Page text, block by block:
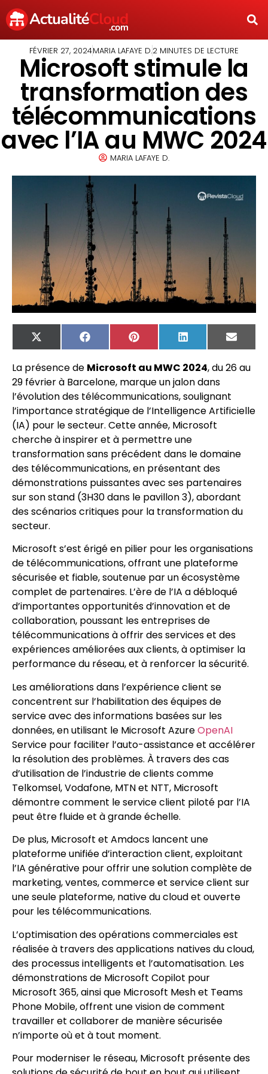
FÉVRIER 27, 2024MARIA LAFAYE D.2 MINUTES DE LECTURE
Microsoft stimule la
transformation des
télécommunications
avec l’IA au MWC 2024
MARIA LAFAYE D.
X
(Twitter)
FacebookPinterest LinkedIn
Email
La présence de Microsoft au MWC 2024, du 26 au
29 février à Barcelone, marque un jalon dans
l’évolution des télécommunications, soulignant
l’importance stratégique de l’Intelligence Artificielle
(IA) pour le secteur. Cette année, Microsoft
cherche à inspirer et à permettre une
transformation sans précédent dans le domaine
des télécommunications, en présentant des
démonstrations puissantes avec ses partenaires
sur son stand (3H30 dans le pavillon 3), abordant
des scénarios critiques pour la transformation du
secteur.
Microsoft s’est érigé en pilier pour les organisations
de télécommunications, offrant une plateforme
sécurisée et fiable, soutenue par un écosystème
complet de partenaires. L’ère de l’IA a débloqué
d’importantes opportunités d’innovation et de
collaboration, poussant les entreprises de
télécommunications à offrir des services et des
expériences améliorées aux clients, à optimiser la
performance du réseau, et à renforcer la sécurité.
Les améliorations dans l’expérience client se
concentrent sur l’habilitation des équipes de
service avec des informations basées sur les
données, en utilisant le Microsoft AzureOpenAI
Service pour faciliter l’auto-assistance et accélérer
la résolution des problèmes. À travers des cas
d’utilisation de l’industrie de clients comme
Telkomsel, Vodafone, MTN et NTT, Microsoft
démontre comment le service client piloté par l’IA
peut être fluide et à grande échelle.
De plus, Microsoft et Amdocs lancent une
plateforme unifiée d’interaction client, exploitant
l’IA générative pour offrir une solution complète de
marketing, ventes, commerce et service client sur
une seule plateforme, native du cloud et ouverte
pour les télécommunications.
L’optimisation des opérations commerciales est
réalisée à travers des applications natives du cloud,
des processus intelligents et l’automatisation. Les
démonstrations de Microsoft Copilot pour
Microsoft 365, ainsi que Microsoft Mesh et Teams
Phone Mobile, offrent une vision de comment
travailler et collaborer de manière sécurisée
n’importe où et à tout moment.
Pour moderniser le réseau, Microsoft présente des